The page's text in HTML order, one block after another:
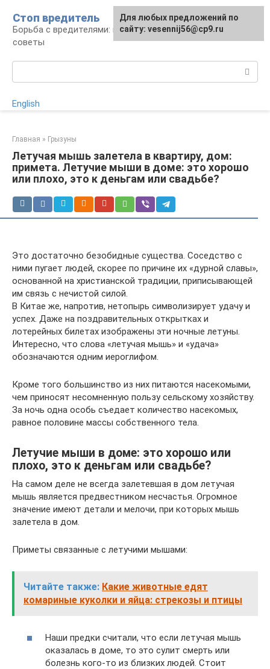
контенту
Стоп вредитель
Борьба с вредителями: правила, средства,
советы
English
Главная » Грызуны
Летучая мышь залетела в квартиру, дом:
примета. Летучие мыши в доме: это хорошо
или плохо, это к деньгам или свадьбе?
Это достаточно безобидные существа. Соседство с
ними пугает людей, скорее по причине их «дурной славы»,
основанной на христианской традиции, приписывающей
им связь с нечистой силой.
В Китае же, напротив, нетопырь символизирует удачу и
успех. Даже на поздравительных открытках и
лотерейных билетах изображены эти ночные летуны.
Интересно, что слова «летучая мышь» и «удача»
обозначаются одним иероглифом.
Кроме того большинство из них питаются насекомыми,
чем приносят несомненную пользу сельскому хозяйству.
За ночь одна особь съедает количество насекомых,
равное половине массы собственного тела.
Летучие мыши в доме: это хорошо или
плохо, это к деньгам или свадьбе?
На самом деле не всегда залетевшая в дом летучая
мышь является предвестником несчастья. Огромное
значение имеют детали и мелочи, при которых мышь
залетела в дом.
Приметы связанные с летучими мышами:
Читайте также: Какие животные едят
комариные куколки и яйца: стрекозы и птицы
Наши предки считали, что если летучая мышь
оказалась в доме, то это сулит смерть или
болезнь кого-то из близких людей. Стоит
Для любых предложений по
сайту: vesennij56@cp9.ru